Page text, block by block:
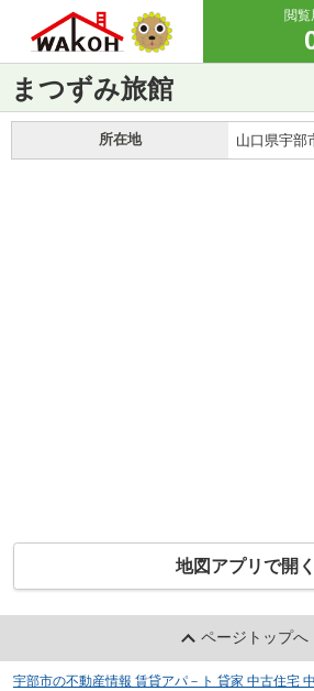
閲覧
まつずみ旅館
所在地 山口県宇部
地図アプリで開く
ページトップへ
宇部市の不動産情報 賃貸アパ－ト 貸家 中古住宅